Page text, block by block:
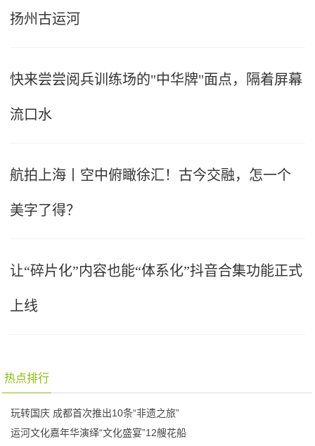
扬州古运河
快来尝尝阅兵训练场的"中华牌"面点，隔着屏幕
流口水
航拍上海丨空中俯瞰徐汇！古今交融，怎一个
美字了得？
让“碎片化”内容也能“体系化”抖音合集功能正式
上线
热点排行
玩转国庆 成都首次推出10条“非遗之旅”
运河文化嘉年华演绎“文化盛宴”12艘花船